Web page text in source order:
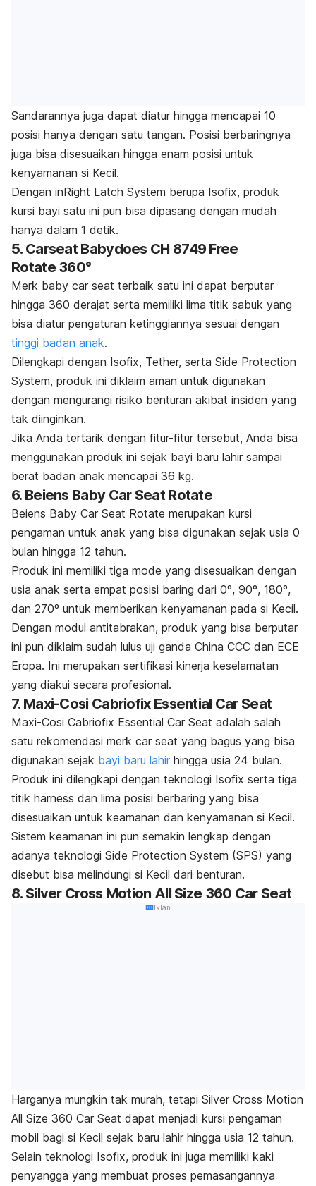
Sandarannya juga dapat diatur hingga mencapai 10
posisi hanya dengan satu tangan. Posisi berbaringnya
juga bisa disesuaikan hingga enam posisi untuk
kenyamanan si Kecil.
Dengan inRight Latch System berupa Isofix, produk
kursi bayi satu ini pun bisa dipasang dengan mudah
hanya dalam 1 detik.
5. Carseat Babydoes CH 8749 Free
Rotate 360°
Merk baby car seat terbaik satu ini dapat berputar
hingga 360 derajat serta memiliki lima titik sabuk yang
bisa diatur pengaturan ketinggiannya sesuai dengan
tinggi badan anak.
Dilengkapi dengan Isofix, Tether, serta Side Protection
System, produk ini diklaim aman untuk digunakan
dengan mengurangi risiko benturan akibat insiden yang
tak diinginkan.
Jika Anda tertarik dengan fitur-fitur tersebut, Anda bisa
menggunakan produk ini sejak bayi baru lahir sampai
berat badan anak mencapai 36 kg.
6. Beiens Baby Car Seat Rotate
Beiens Baby Car Seat Rotate merupakan kursi
pengaman untuk anak yang bisa digunakan sejak usia 0
bulan hingga 12 tahun.
Produk ini memiliki tiga mode yang disesuaikan dengan
usia anak serta empat posisi baring dari 0º, 90º, 180º,
dan 270º untuk memberikan kenyamanan pada si Kecil.
Dengan modul antitabrakan, produk yang bisa berputar
ini pun diklaim sudah lulus uji ganda China CCC dan ECE
Eropa. Ini merupakan sertifikasi kinerja keselamatan
yang diakui secara profesional.
7. Maxi-Cosi Cabriofix Essential Car Seat
Maxi-Cosi Cabriofix Essential Car Seat adalah salah
satu rekomendasi merk car seat yang bagus yang bisa
digunakan sejak bayi baru lahir hingga usia 24 bulan.
Produk ini dilengkapi dengan teknologi Isofix serta tiga
titik harness dan lima posisi berbaring yang bisa
disesuaikan untuk keamanan dan kenyamanan si Kecil.
Sistem keamanan ini pun semakin lengkap dengan
adanya teknologi Side Protection System (SPS) yang
disebut bisa melindungi si Kecil dari benturan.
8. Silver Cross Motion All Size 360 Car Seat
Iklan
Harganya mungkin tak murah, tetapi Silver Cross Motion
All Size 360 Car Seat dapat menjadi kursi pengaman
mobil bagi si Kecil sejak baru lahir hingga usia 12 tahun.
Selain teknologi Isofix, produk ini juga memiliki kaki
penyangga yang membuat proses pemasangannya